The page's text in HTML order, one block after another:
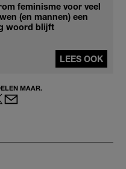
feminisme voor veel
(en mannen) een
woord blijft
LEES OOK
MAAR.